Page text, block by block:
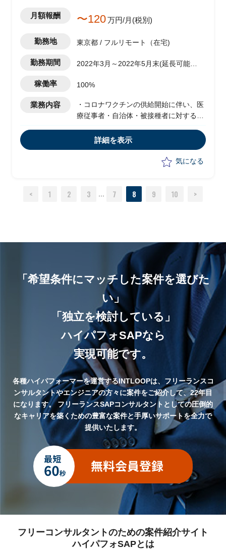
月額報酬 〜120万円/月(税別)
勤務地 東京都 / フルリモート（在宅)
勤務期間
2022年3月～2022年5月末(延長可能性
稼働率 100%
業務内容
・コロナワクチンの供給開始に伴い、医
療従事者・自治体・被接種者に対する情
アプリの構築にかかわる周辺業務の整
理、プロジェクト全体マネジメントの以
-チェンジリクエストの対応
詳細を表示
気になる
< 1 2 3 ... 7 8 9 10 >
「希望条件にマッチした案件を選びた
い」
「独立を検討している」
ハイパフォSAPなら
実現可能です。
各種ハイパフォーマーを運営するINTLOOPは、フリーランスコ
ンサルタントやエンジニアの方々に案件をご紹介して、22年目
になります。フリーランスSAPコンサルタントとしての圧倒的
なキャリアを築くための豊富な案件と手厚いサポートを全力で
提供いたします。
フリーコンサルタントのための案件紹介サイト
ハイパフォSAPとは